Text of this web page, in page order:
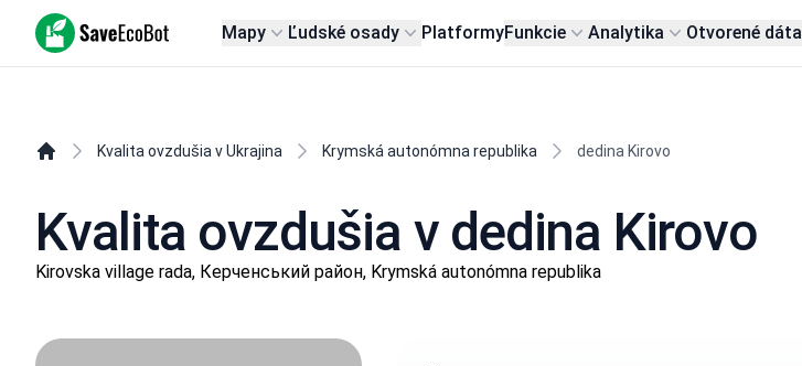
SaveEcoBot Mapy Ľudské osady PlatformyFunkcie Analytika Otvorené dáta
Kvalita ovzdušia v Ukrajina Krymská autonómna republika dedina Kirovo
Kvalita ovzdušia v dedina Kirovo
Kirovska village rada, Керченський район, Krymská autonómna republika